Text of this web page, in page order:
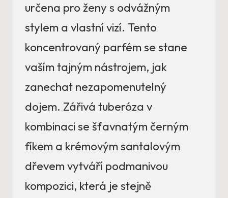
určena pro ženy s odvážným
stylem a vlastní vizí. Tento
koncentrovaný parfém se stane
vaším tajným nástrojem, jak
zanechat nezapomenutelný
dojem. Zářivá tuberóza v
kombinaci se šťavnatým černým
fíkem a krémovým santalovým
dřevem vytváří podmanivou
kompozici, která je stejně